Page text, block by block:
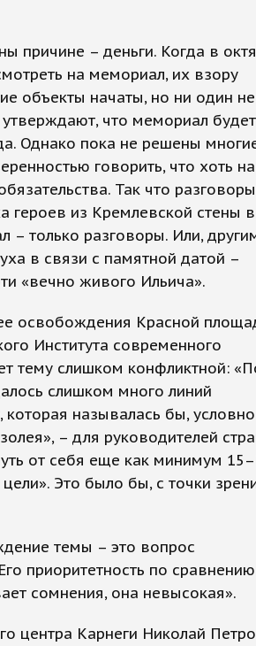
причине – деньги. Когда в
на мемориал, их взору
объекты начаты, но ни один не
что мемориал будет
Однако пока не решены
говорить, что хоть на
Так что
героев из Кремлевской стены в
– только разговоры. Или,
в связи с памятной датой –
«вечно живого Ильича».
освобождения Красной
Института современного
тему слишком конфликтной:
слишком много линий
называлась бы, условно
– для руководителей
от себя еще как минимум
Это было бы, с точки
темы – это вопрос
приоритетность по
сомнения, она невысокая».
центра Карнеги Николай